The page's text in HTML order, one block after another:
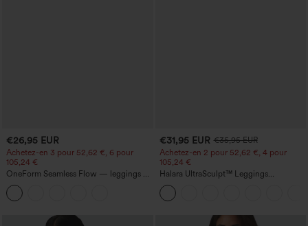
€26,95 EUR
Achetez-en 3 pour 52,62 €, 6 pour
105,24 €
OneForm Seamless Flow — leggings de
yoga sans coutures, taille mi-haute, effet
gainant pour le ventre et liftant pour les
fesses
€31,95 EUR €35,95 EUR
Achetez-en 2 pour 52,62 €, 4 pour
105,24 €
Halara UltraSculpt™ Leggings
d'entraînement sculptants taille haute,
effet ventre plat, avec poche